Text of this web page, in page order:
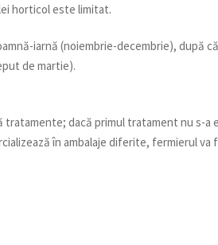
horticol este limitat.
iarnă (noiembrie-decembrie), după
de martie).
tratamente; dacă primul tratament nu s-a
în ambalaje diferite, fermierul va